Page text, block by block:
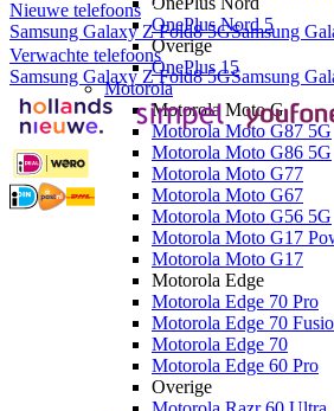
OnePlus Nord 5
Overige
OnePlus 15
Motorola
Motorola Moto G
Motorola Moto G87 5G
Motorola Moto G86 5G
Motorola Moto G77
Motorola Moto G67
Motorola Moto G56 5G
Motorola Moto G17
Motorola Moto G17
Motorola Edge
Motorola Edge 70 Pro
Motorola Edge 70
Motorola Edge 70
Motorola Edge 60 Pro
Overige
Nieuwe telefoons
Samsung Galaxy Z Fold8 5GSamsung
Verwachte telefoons
Samsung Galaxy Z Fold8 5GSamsung